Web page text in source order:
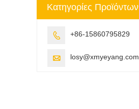
Κατηγορίες Προϊόντων
 +86-15860795829
 losy@xmyeyang.com